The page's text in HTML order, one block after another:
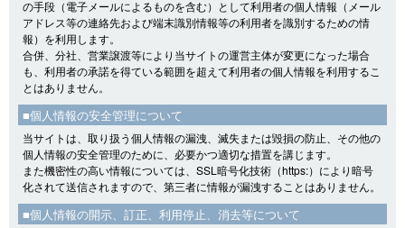
の手段（電子メールによるものを含む）として利用者の個人情報（メール
アドレス等の連絡先および端末識別情報等の利用者を識別するための情
報）を利用します。
合併、分社、営業譲渡等により当サイトの運営主体が変更になった場合
も、利用者の承諾を得ている範囲を超えて利用者の個人情報を利用するこ
とはありません。
■個人情報の安全管理について
当サイトは、取り扱う個人情報の漏洩、滅失または毀損の防止、その他の
個人情報の安全管理のために、必要かつ適切な措置を講じます。
また機密性の高い情報については、SSL暗号化技術（https:）により暗号
化されて送信されますので、第三者に情報が漏洩することはありません。
■個人情報の開示、訂正、利用停止、消去等について